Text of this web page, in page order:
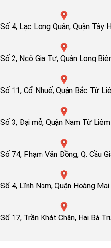
Số 4, Lạc Long Quân, Quận Tây
Số 2, Ngô Gia Tự, Quận Long
Số 11, Cổ Nhuế, Quận Bắc Từ
Số 3, Đại mỗ, Quận Nam Từ Liêm
Số 74, Phạm Văn Đồng, Q. Cầu
Số 4, Lĩnh Nam, Quận Hoàng Mai
Số 17, Trần Khát Chân, Hai Bà